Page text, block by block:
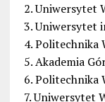
2. Uniwersytet
3. Uniwersytet
4. Politechnika
5. Akademia
6. Politechnika
7. Uniwersytet